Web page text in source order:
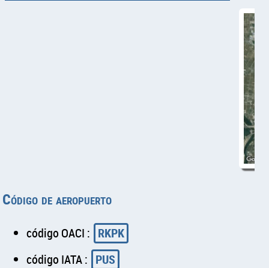
Código de aeropuerto
código OACI : RKPK
código IATA : PUS